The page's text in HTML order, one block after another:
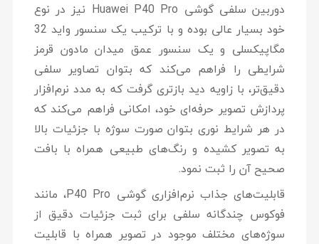
دوربین سلفی گوشی Huawei P40 Pro نیز در نوع
خود بسیار عالی بوده و با ترکیب یک سنسور واید 32
مگاپیکسلی و یک سنسور عمق میدان مادون قرمز
شرایطی را فراهم می‌کند که بتوان تصاویر سلفی
دقیق‌تر، با زاویه دید بازتری گرفت که به مدد نرم‌افزار
پردازش تصویر حرفه‌ای خود، امکانی فراهم می‌کند که
در هر شرایط نوری بتوان صورت سوژه با جزئیات بالا
به تصویر کشیده و رنگ‌های طبیعی همراه با بافت
صحیح آن را ثبت نمود.
قابلیت‌های جذاب نرم‌افزاری گوشی P40 Pro، مانند
فوکوس چندگانه سلفی برای ثبت جزئیات دقیق از
سوژه‌های مختلف موجود در تصویر همراه با قابلیت